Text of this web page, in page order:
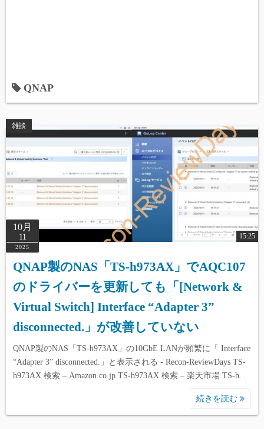
QNAP
雑談
10月
11
2025
15:25
QNAP製のNAS「TS-h973AX」でAQC107
のドライバーを更新しても「[Network &
Virtual Switch] Interface “Adapter 3”
disconnected.」が改善していない
QNAP製のNAS「TS-h973AX」の10GbE LANが頻繁に「 Interface
“Adapter 3” disconnected.」と表示される - Recon-ReviewDays TS-
h973AX 検索 – Amazon.co.jp TS-h973AX 検索 – 楽天市場 TS-h…
続きを読む